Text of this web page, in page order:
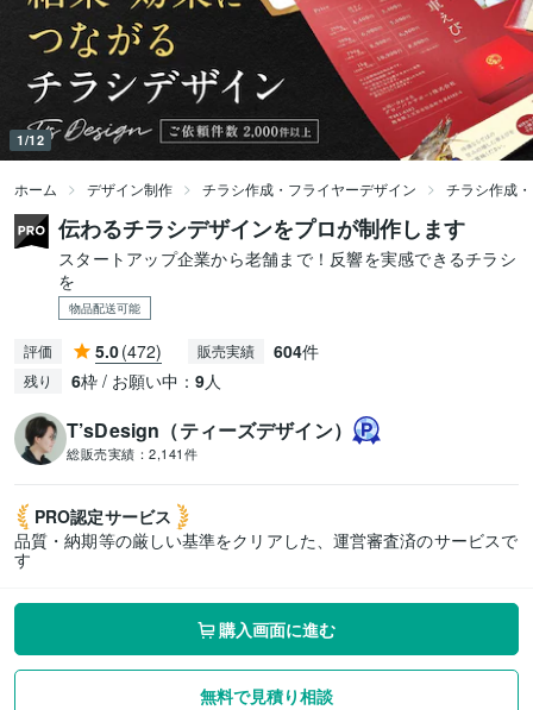
1/12
ホーム デザイン制作 チラシ作成・フライヤーデザイン チラシ作成
伝わるチラシデザインをプロが制作します
スタートアップ企業から老舗まで！反響を実感できるチラシ
を
物品配送可能
評価 5.0(472) 販売実績 604件
残り 6枠 / お願い中： 9人
T’sDesign（ティーズデザイン）
総販売実績： 2,141件
PRO認定サービス
品質・納期等の厳しい基準をクリアした、運営審査済のサービスで
す
購入画面に進む
無料で見積り相談